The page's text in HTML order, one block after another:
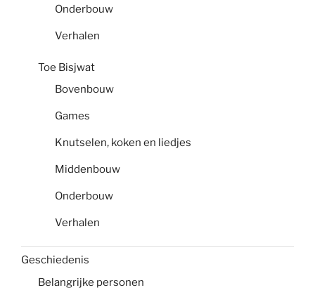
Onderbouw
Verhalen
Toe Bisjwat
Bovenbouw
Games
Knutselen, koken en liedjes
Middenbouw
Onderbouw
Verhalen
Geschiedenis
Belangrijke personen